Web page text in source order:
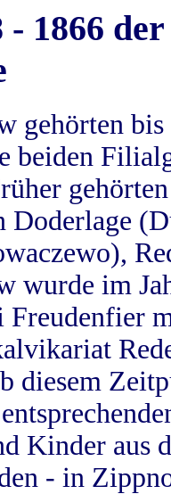
- 1866
gehörten
beiden
Doderlage
wurde im
Freudenfier
diesem
Kinder aus
- in